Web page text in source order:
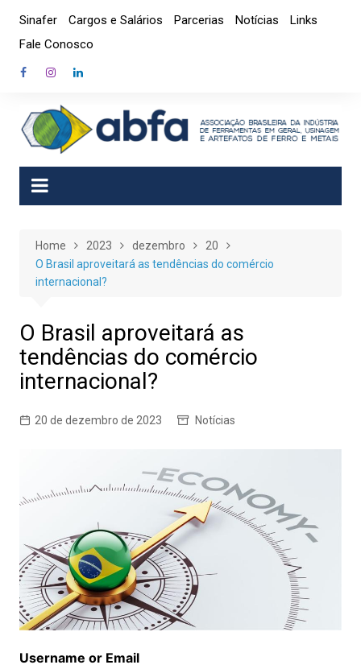
content
Sinafer Cargos e Salários Parcerias Notícias
Links
Fale Conosco
Home 2023 dezembro
20
O Brasil aproveitará as tendências do comércio
internacional?
O Brasil aproveitará as
tendências do comércio
internacional?
20 de dezembro de 2023 Notícias
Username or Email